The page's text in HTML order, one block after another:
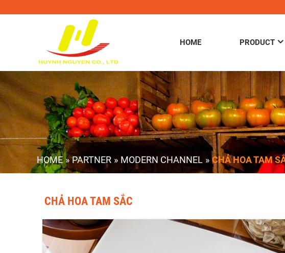
HOME PRODUCT
HOME » PARTNER » MODERN CHANNEL » CHẢ HOA TAM
CHẢ HOA TAM SẮC